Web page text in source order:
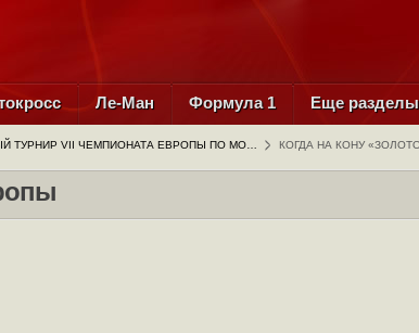
Ле-Ман Формула 1 Еще
ТУРНИР VII ЧЕМПИОНАТА ЕВРОПЫ ПО МО… КОГДА НА КОНУ